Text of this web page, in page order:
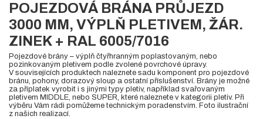
POJEZDOVÁ BRÁNA PRŮJEZD
3000 MM, VÝPLŇ PLETIVEM, ŽÁR.
ZINEK + RAL 6005/7016
Pojezdové brány – výplň čtyřhranným poplastovaným, nebo
pozinkovaným pletivem podle zvolené povrchové úpravy.
V souvisejících produktech naleznete sadu komponent pro pojezdové
bránu, pohony, dorazový sloup a ostatní příslušenství. Brány je možné
za příplatek vyrobit i s jinými typy pletiv, například svařovaným
pletivem MIDDLE, nebo SUPER, které naleznete v kategorii pletiv. Při
výběru Vám rádi pomůžeme technickým poradenstvím. Foto ilustrační
z našich realizací.